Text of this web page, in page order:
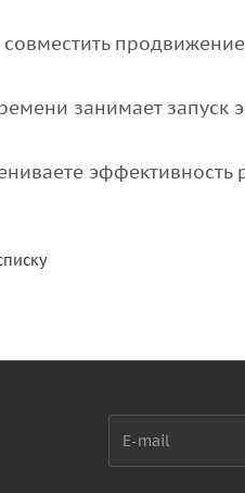
занимает
эффективность